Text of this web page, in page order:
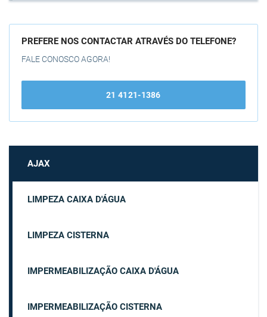
PREFERE NOS CONTACTAR ATRAVÉS DO TELEFONE?
FALE CONOSCO AGORA!
21 4121-1386
AJAX
LIMPEZA CAIXA D'ÁGUA
LIMPEZA CISTERNA
IMPERMEABILIZAÇÃO CAIXA D'ÁGUA
IMPERMEABILIZAÇÃO CISTERNA